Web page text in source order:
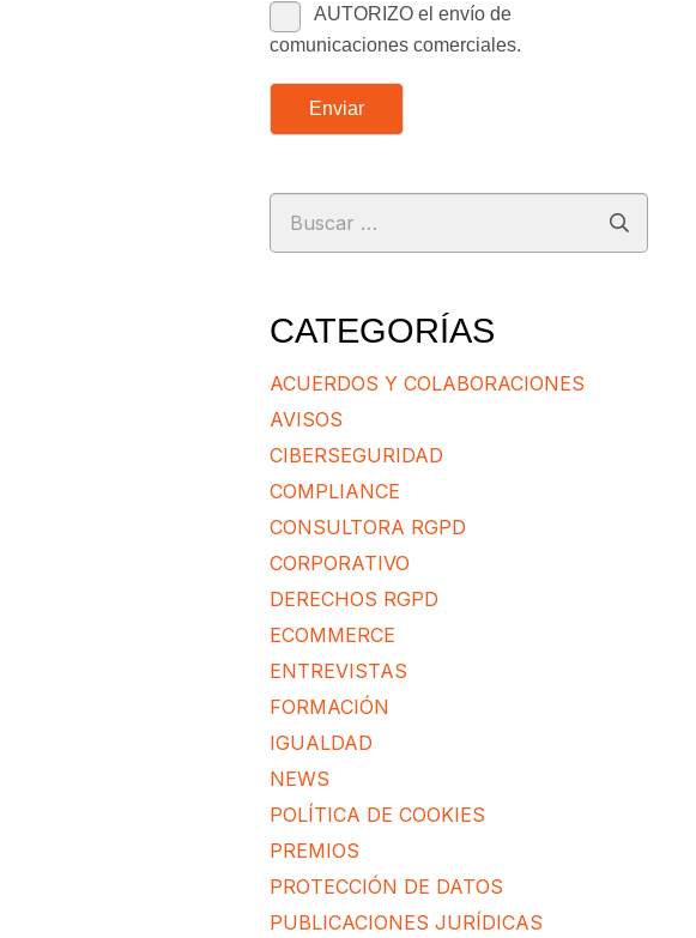
AUTORIZO el envío de
comunicaciones comerciales.
Enviar
Buscar:
CATEGORÍAS
ACUERDOS Y COLABORACIONES
AVISOS
CIBERSEGURIDAD
COMPLIANCE
CONSULTORA RGPD
CORPORATIVO
DERECHOS RGPD
ECOMMERCE
ENTREVISTAS
FORMACIÓN
IGUALDAD
NEWS
POLÍTICA DE COOKIES
PREMIOS
PROTECCIÓN DE DATOS
PUBLICACIONES JURÍDICAS